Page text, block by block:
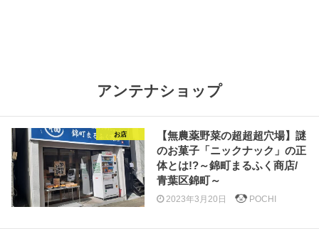
アンテナショップ
お店
【無農薬野菜の超超超穴場】謎
のお菓子「ニックナック」の正
体とは!?～錦町まるふく商店/
青葉区錦町～
2023年3月20日 POCHI